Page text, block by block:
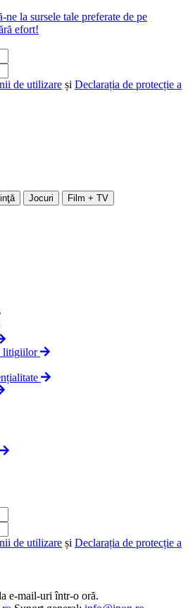
la sursele tale preferate de pe
efort!
de utilizare și Declarația de protecție a
Jocuri Film + TV
litigiilor
de utilizare și Declarația de protecție a
e-mail-uri într-o oră.